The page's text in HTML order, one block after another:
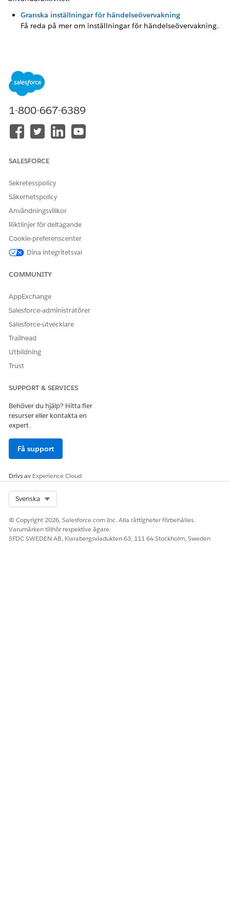
Granska inställningar för händelseövervakning
Få reda på mer om inställningar för händelseövervakning.
1-800-667-6389
SALESFORCE
Sekretesspolicy
Säkerhetspolicy
Användningsvillkor
Riktlinjer för deltagande
Cookie-preferenscenter
Dina integritetsval
COMMUNITY
AppExchange
Salesforce-administratörer
Salesforce-utvecklare
Trailhead
Utbildning
Trust
SUPPORT & SERVICES
Behöver du hjälp? Hitta fler
resurser eller kontakta en
expert.
Få support
Drivs av Experience Cloud
Svenska
© Copyright 2026, Salesforce.com Inc. Alla rättigheter förbehålles.
Varumärken tillhör respektive ägare.
SFDC SWEDEN AB, Klarabergsviadukten 63, 111 64 Stockholm, Sweden